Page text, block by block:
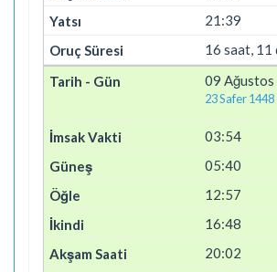
21:39
16 saat, 11
09
23 Safer 1448
03:54
05:40
12:57
16:48
20:02